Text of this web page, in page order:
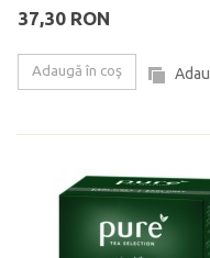
37,30 RON
Adaugă în coş